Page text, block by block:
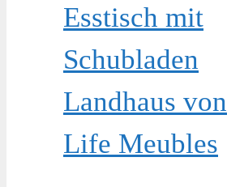
Esstisch mit
Schubladen
Landhaus von
Life Meubles